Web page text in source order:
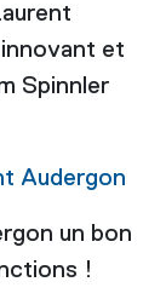
et
Spinnler
Audergon
un bon
!